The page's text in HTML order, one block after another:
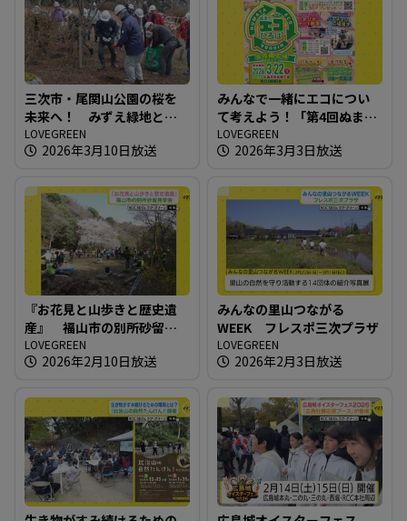
三次市・尾関山公園の桜を
未来へ！ みずえ緑地とボ
ランティアの保全活動
LOVEGREEN
2026年3月10日放送
みんなで一緒にエコについ
て考えよう！「第4回ぬまた
エコひろば」
LOVEGREEN
2026年3月3日放送
『お花見と山歩きと歴史遺
産』 福山市の別所砂留見
学会
LOVEGREEN
2026年2月10日放送
みんなの里山つながる
WEEK フレスポ三次プラザ
LOVEGREEN
2026年2月3日放送